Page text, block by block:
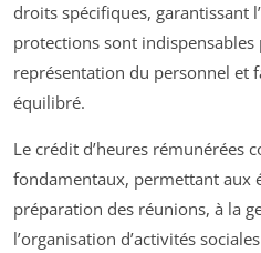
droits spécifiques, garantissant
protections sont indispensables
représentation du personnel et
équilibré.
Le crédit d’heures rémunérées
fondamentaux, permettant aux
préparation des réunions, à la
l’organisation d’activités